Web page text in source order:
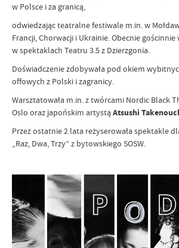
w Polsce i za granicą,
odwiedzając teatralne festiwale m.in. w
Francji, Chorwacji i Ukrainie. Obecnie
w spektaklach Teatru 3.5 z Dzierzgonia.
Doświadczenie zdobywała pod okiem
offowych z Polski i zagranicy.
Warsztatowała m.in. z twórcami Nordic Black
Oslo oraz japońskim artystą Atsushi
Przez ostatnie 2 lata reżyserowała spektakle
„Raz, Dwa, Trzy” z bytowskiego SOSW.